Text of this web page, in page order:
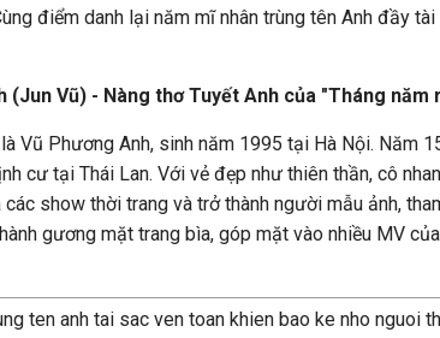
điểm danh lại năm mĩ nhân trùng tên Anh đầy
(Jun Vũ) - Nàng thơ Tuyết Anh của "Tháng năm
Vũ Phương Anh, sinh năm 1995 tại Hà Nội. Năm
cư tại Thái Lan. Với vẻ đẹp như thiên thần, cô
các show thời trang và trở thành người mẫu ảnh,
gương mặt trang bìa, góp mặt vào nhiều MV